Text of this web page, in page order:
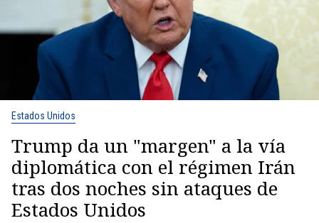
Estados Unidos
Trump da un "margen" a la vía
diplomática con el régimen Irán
tras dos noches sin ataques de
Estados Unidos